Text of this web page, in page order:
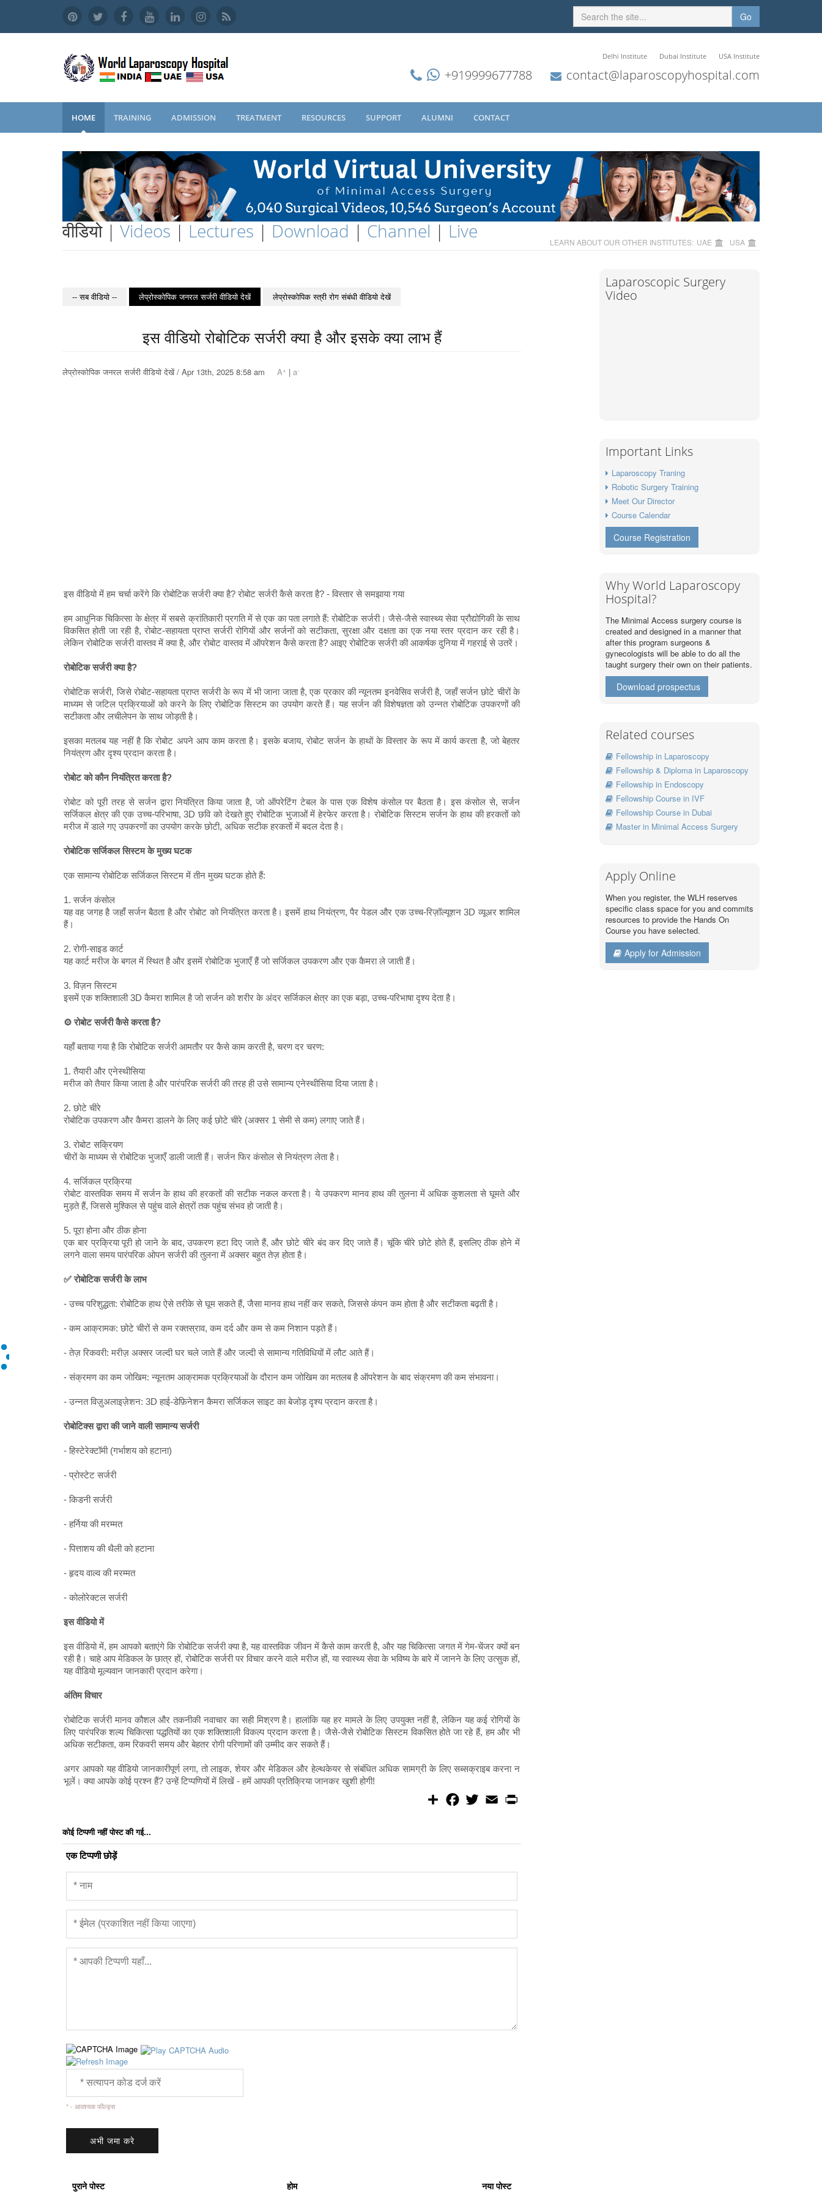
Go
Delhi Institute Dubai Institute USA Institute
+919999677788 contact@laparoscopyhospital.com
HOME TRAINING ADMISSION TREATMENT RESOURCES SUPPORT ALUMNI CONTACT
वीडियो | Videos | Lectures | Download | Channel | Live LEARN ABOUT OUR OTHER INSTITUTES: UAE USA
-- सब वीडियो -- लेप्रोस्कोपिक जनरल सर्जरी वीडियो देखें लेप्रोस्कोपिक स्त्री रोग संबंधी वीडियो देखें
इस वीडियो रोबोटिक सर्जरी क्या है और इसके क्या लाभ हैं
लेप्रोस्कोपिक जनरल सर्जरी वीडियो देखें / Apr 13th, 2025 8:58 am A+ | a-
इस वीडियो में हम चर्चा करेंगे कि रोबोटिक सर्जरी क्या है? रोबोट सर्जरी कैसे करता है? - विस्तार से समझाया गया
हम आधुनिक चिकित्सा के क्षेत्र में सबसे क्रांतिकारी प्रगति में से एक का पता लगाते हैं: रोबोटिक सर्जरी। जैसे-जैसे स्वास्थ्य सेवा प्रौद्योगिकी के साथ
विकसित होती जा रही है, रोबोट-सहायता प्राप्त सर्जरी रोगियों और सर्जनों को सटीकता, सुरक्षा और दक्षता का एक नया स्तर प्रदान कर रही है।
लेकिन रोबोटिक सर्जरी वास्तव में क्या है, और रोबोट वास्तव में ऑपरेशन कैसे करता है? आइए रोबोटिक सर्जरी की आकर्षक दुनिया में गहराई से उतरें।
रोबोटिक सर्जरी क्या है?
रोबोटिक सर्जरी, जिसे रोबोट-सहायता प्राप्त सर्जरी के रूप में भी जाना जाता है, एक प्रकार की न्यूनतम इनवेसिव सर्जरी है, जहाँ सर्जन छोटे चीरों के
माध्यम से जटिल प्रक्रियाओं को करने के लिए रोबोटिक सिस्टम का उपयोग करते हैं। यह सर्जन की विशेषज्ञता को उन्नत रोबोटिक उपकरणों की
सटीकता और लचीलेपन के साथ जोड़ती है।
इसका मतलब यह नहीं है कि रोबोट अपने आप काम करता है। इसके बजाय, रोबोट सर्जन के हाथों के विस्तार के रूप में कार्य करता है, जो बेहतर
नियंत्रण और दृश्य प्रदान करता है।
रोबोट को कौन नियंत्रित करता है?
रोबोट को पूरी तरह से सर्जन द्वारा नियंत्रित किया जाता है, जो ऑपरेटिंग टेबल के पास एक विशेष कंसोल पर बैठता है। इस कंसोल से, सर्जन
सर्जिकल क्षेत्र की एक उच्च-परिभाषा, 3D छवि को देखते हुए रोबोटिक भुजाओं में हेरफेर करता है। रोबोटिक सिस्टम सर्जन के हाथ की हरकतों को
मरीज में डाले गए उपकरणों का उपयोग करके छोटी, अधिक सटीक हरकतों में बदल देता है।
रोबोटिक सर्जिकल सिस्टम के मुख्य घटक
एक सामान्य रोबोटिक सर्जिकल सिस्टम में तीन मुख्य घटक होते हैं:
1. सर्जन कंसोल
यह वह जगह है जहाँ सर्जन बैठता है और रोबोट को नियंत्रित करता है। इसमें हाथ नियंत्रण, पैर पेडल और एक उच्च-रिज़ॉल्यूशन 3D व्यूअर शामिल
हैं।
2. रोगी-साइड कार्ट
यह कार्ट मरीज के बगल में स्थित है और इसमें रोबोटिक भुजाएँ हैं जो सर्जिकल उपकरण और एक कैमरा ले जाती हैं।
3. विज़न सिस्टम
इसमें एक शक्तिशाली 3D कैमरा शामिल है जो सर्जन को शरीर के अंदर सर्जिकल क्षेत्र का एक बड़ा, उच्च-परिभाषा दृश्य देता है।
⚙️ रोबोट सर्जरी कैसे करता है?
यहाँ बताया गया है कि रोबोटिक सर्जरी आमतौर पर कैसे काम करती है, चरण दर चरण:
1. तैयारी और एनेस्थीसिया
मरीज को तैयार किया जाता है और पारंपरिक सर्जरी की तरह ही उसे सामान्य एनेस्थीसिया दिया जाता है।
2. छोटे चीरे
रोबोटिक उपकरण और कैमरा डालने के लिए कई छोटे चीरे (अक्सर 1 सेमी से कम) लगाए जाते हैं।
3. रोबोट सक्रियण
चीरों के माध्यम से रोबोटिक भुजाएँ डाली जाती हैं। सर्जन फिर कंसोल से नियंत्रण लेता है।
4. सर्जिकल प्रक्रिया
रोबोट वास्तविक समय में सर्जन के हाथ की हरकतों की सटीक नकल करता है। ये उपकरण मानव हाथ की तुलना में अधिक कुशलता से घूमते और
मुड़ते हैं, जिससे मुश्किल से पहुंच वाले क्षेत्रों तक पहुंच संभव हो जाती है।
5. पूरा होना और ठीक होना
एक बार प्रक्रिया पूरी हो जाने के बाद, उपकरण हटा दिए जाते हैं, और छोटे चीरे बंद कर दिए जाते हैं। चूंकि चीरे छोटे होते हैं, इसलिए ठीक होने में
लगने वाला समय पारंपरिक ओपन सर्जरी की तुलना में अक्सर बहुत तेज़ होता है।
✅ रोबोटिक सर्जरी के लाभ
- उच्च परिशुद्धता: रोबोटिक हाथ ऐसे तरीके से घूम सकते हैं, जैसा मानव हाथ नहीं कर सकते, जिससे कंपन कम होता है और सटीकता बढ़ती है।
- कम आक्रामक: छोटे चीरों से कम रक्तस्राव, कम दर्द और कम से कम निशान पड़ते हैं।
- तेज़ रिकवरी: मरीज़ अक्सर जल्दी घर चले जाते हैं और जल्दी से सामान्य गतिविधियों में लौट आते हैं।
- संक्रमण का कम जोखिम: न्यूनतम आक्रामक प्रक्रियाओं के दौरान कम जोखिम का मतलब है ऑपरेशन के बाद संक्रमण की कम संभावना।
- उन्नत विज़ुअलाइज़ेशन: 3D हाई-डेफ़िनेशन कैमरा सर्जिकल साइट का बेजोड़ दृश्य प्रदान करता है।
रोबोटिक्स द्वारा की जाने वाली सामान्य सर्जरी
- हिस्टेरेक्टॉमी (गर्भाशय को हटाना)
- प्रोस्टेट सर्जरी
- किडनी सर्जरी
- हर्निया की मरम्मत
- पित्ताशय की थैली को हटाना
- हृदय वाल्व की मरम्मत
- कोलोरेक्टल सर्जरी
इस वीडियो में
इस वीडियो में, हम आपको बताएंगे कि रोबोटिक सर्जरी क्या है, यह वास्तविक जीवन में कैसे काम करती है, और यह चिकित्सा जगत में गेम-चेंजर क्यों बन
रही है। चाहे आप मेडिकल के छात्र हों, रोबोटिक सर्जरी पर विचार करने वाले मरीज हों, या स्वास्थ्य सेवा के भविष्य के बारे में जानने के लिए उत्सुक हों,
यह वीडियो मूल्यवान जानकारी प्रदान करेगा।
अंतिम विचार
रोबोटिक सर्जरी मानव कौशल और तकनीकी नवाचार का सही मिश्रण है। हालांकि यह हर मामले के लिए उपयुक्त नहीं है, लेकिन यह कई रोगियों के
लिए पारंपरिक शल्य चिकित्सा पद्धतियों का एक शक्तिशाली विकल्प प्रदान करता है। जैसे-जैसे रोबोटिक सिस्टम विकसित होते जा रहे हैं, हम और भी
अधिक सटीकता, कम रिकवरी समय और बेहतर रोगी परिणामों की उम्मीद कर सकते हैं।
अगर आपको यह वीडियो जानकारीपूर्ण लगा, तो लाइक, शेयर और मेडिकल और हेल्थकेयर से संबंधित अधिक सामग्री के लिए सब्सक्राइब करना न
भूलें। क्या आपके कोई प्रश्न हैं? उन्हें टिप्पणियों में लिखें - हमें आपकी प्रतिक्रिया जानकर खुशी होगी!
S
o
w
e
E
m
कोई टिप्पणी नहीं पोस्ट की गई...
एक टिप्पणी छोड़ें
* - आवश्यक फील्ड्स
पुराने पोस्ट होम नया पोस्ट
Laparoscopic Surgery
Video
Important Links
Laparoscopy Traning
Robotic Surgery Training
Meet Our Director
Course Calendar
Course Registration
Why World Laparoscopy
Hospital?
The Minimal Access surgery course is
created and designed in a manner that
after this program surgeons &
gynecologists will be able to do all the
taught surgery their own on their patients.
Download prospectus
Related courses
Fellowship in Laparoscopy
Fellowship & Diploma in Laparoscopy
Fellowship in Endoscopy
Fellowship Course in IVF
Fellowship Course in Dubai
Master in Minimal Access Surgery
Apply Online
When you register, the WLH reserves
specific class space for you and commits
resources to provide the Hands On
Course you have selected.
Apply for Admission